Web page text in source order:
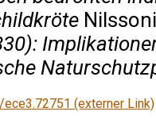
ece3.72751 (externer Link)